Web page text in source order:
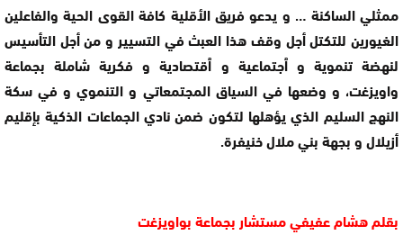
ممثلي الساكنة … و يدعو فريق الأقلية كافة القوى الحية والفاعلين
الغيورين للتكتل أجل وقف هذا العبث في التسيير و من أجل التأسيس
لنهضة تنموية و ٱجتماعية و ٱقتصادية و فكرية شاملة بجماعة
واويزغت، و وضعها في السياق المجتمعاتي و التنموي و في سكة
النهج السليم الذي يؤهلها لتكون ضمن نادي الجماعات الذكية بإقليم
أزيلال و بجهة بني ملال خنيفرة.
بقلم هشام عفيفي مستشار بجماعة بواويزغت